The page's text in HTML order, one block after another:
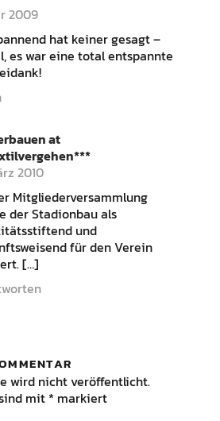
2009
hat keiner gesagt –
es war eine total entspannte
at
2010
Mitgliederversammlung
der Stadionbau als
und
für den Verein
[…]
wird nicht veröffentlicht.
mit * markiert